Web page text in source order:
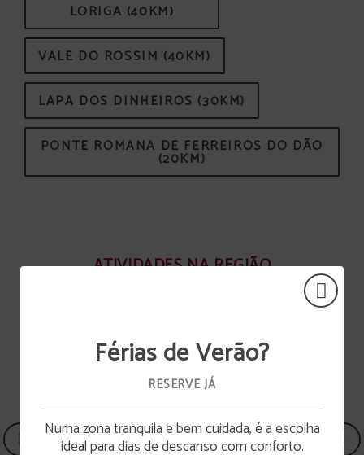
LORIGA (40KM)
VALE DO ROSSIM (40KM)
LAPA DOS DINHEIROS (30KM)
PONTE ROMANA DE FERREIRÓS DO DÃO
(20KM)
ATIVIDADES NA REGIÃO
Abertura da piscina
Férias de Verão?
RESERVE JÁ
Numa zona tranquila e bem cuidada, é a escolha
ideal para dias de descanso com conforto.